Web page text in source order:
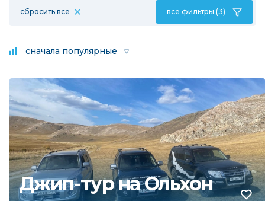
сбросить все все фильтры (3)
сначала популярные
Джип-тур на Ольхон